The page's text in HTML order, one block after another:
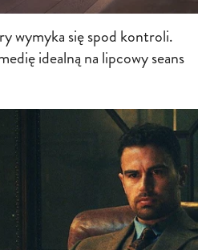
wymyka się spod kontroli.
idealną na lipcowy seans